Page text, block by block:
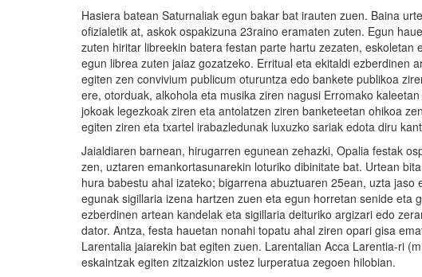
Hasiera batean Saturnaliak egun bakar bat irauten zuen. Baina
ofizialetik at, askok ospakizuna 23raino eramaten zuten. Egun
zuten hiritar libreekin batera festan parte hartu zezaten,
egun librea zuten jaiaz gozatzeko. Erritual eta ekitaldi ezberdinen
egiten zen convivium publicum oturuntza edo bankete publikoa
ere, otorduak, alkohola eta musika ziren nagusi Erromako
jokoak legezkoak ziren eta antolatzen ziren banketeetan ohikoa
egiten ziren eta txartel irabazledunak luxuzko sariak edota diru
Jaialdiaren barnean, hirugarren egunean zehazki, Opalia festak
zen, uztaren emankortasunarekin loturiko dibinitate bat. Urtean
hura babestu ahal izateko; bigarrena abuztuaren 25ean, uzta
egunak sigillaria izena hartzen zuen eta egun horretan senide
ezberdinen artean kandelak eta sigillaria deituriko argizari edo
dator. Antza, festa hauetan nonahi topatu ahal ziren opari gisa
Larentalia jaiarekin bat egiten zuen. Larentalian Acca Larentia-ri
eskaintzak egiten zitzaizkion ustez lurperatua zegoen hilobian.